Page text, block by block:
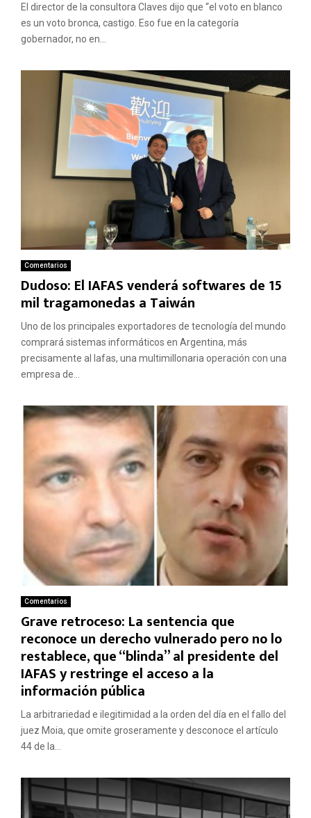
El director de la consultora Claves dijo que “el voto en blanco
es un voto bronca, castigo. Eso fue en la categoría
gobernador, no en...
Comentarios
Dudoso: El IAFAS venderá softwares de 15
mil tragamonedas a Taiwán
Uno de los principales exportadores de tecnología del mundo
comprará sistemas informáticos en Argentina, más
precisamente al Iafas, una multimillonaria operación con una
empresa de...
Comentarios
Grave retroceso: La sentencia que
reconoce un derecho vulnerado pero no lo
restablece, que “blinda” al presidente del
IAFAS y restringe el acceso a la
información pública
La arbitrariedad e ilegitimidad a la orden del día en el fallo del
juez Moia, que omite groseramente y desconoce el artículo
44 de la...